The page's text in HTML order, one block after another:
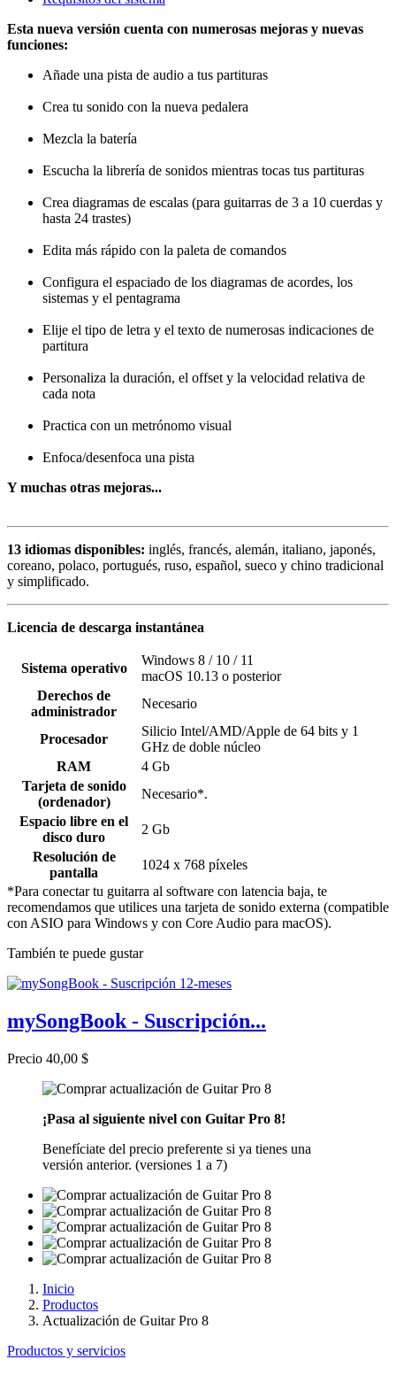
Esta nueva versión cuenta con numerosas mejoras y nuevas
funciones:
Añade una pista de audio a tus partituras
Crea tu sonido con la nueva pedalera
Mezcla la batería
Escucha la librería de sonidos mientras tocas tus partituras
Crea diagramas de escalas (para guitarras de 3 a 10 cuerdas y
hasta 24 trastes)
Edita más rápido con la paleta de comandos
Configura el espaciado de los diagramas de acordes, los
sistemas y el pentagrama
Elije el tipo de letra y el texto de numerosas indicaciones de
partitura
Personaliza la duración, el offset y la velocidad relativa de
cada nota
Practica con un metrónomo visual
Enfoca/desenfoca una pista
Y muchas otras mejoras...
13 idiomas disponibles: inglés, francés, alemán, italiano, japonés,
coreano, polaco, portugués, ruso, español, sueco y chino tradicional
y simplificado.
Licencia de descarga instantánea
Sistema operativo
Windows 8 / 10 / 11
macOS 10.13 o posterior
Derechos de
administrador
Necesario
Procesador
Silicio Intel/AMD/Apple de 64 bits y 1
GHz de doble núcleo
RAM
4 Gb
Tarjeta de sonido
(ordenador)
Necesario*.
Espacio libre en el
disco duro
2 Gb
Resolución de
pantalla
1024 x 768 píxeles
*Para conectar tu guitarra al software con latencia baja, te
recomendamos que utilices una tarjeta de sonido externa (compatible
con ASIO para Windows y con Core Audio para macOS).
También te puede gustar
mySongBook - Suscripción...
Precio 40,00 $
¡Pasa al siguiente nivel con Guitar Pro 8!
Benefíciate del precio preferente si ya tienes una
versión anterior. (versiones 1 a 7)
Inicio
Productos
Actualización de Guitar Pro 8
Productos y servicios